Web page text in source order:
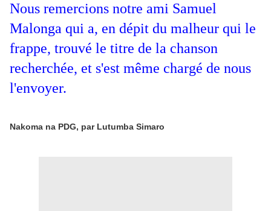
Nous remercions notre ami Samuel
Malonga qui a, en dépit du malheur qui le
frappe, trouvé le titre de la chanson
recherchée, et s'est même chargé de nous
l'envoyer.
Nakoma na PDG, par Lutumba Simaro